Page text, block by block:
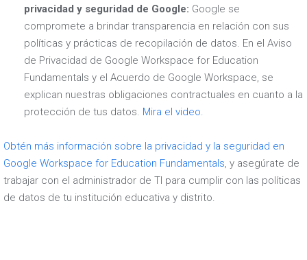
privacidad y seguridad de Google: Google se
compromete a brindar transparencia en relación con sus
políticas y prácticas de recopilación de datos. En el Aviso
de Privacidad de Google Workspace for Education
Fundamentals y el Acuerdo de Google Workspace, se
explican nuestras obligaciones contractuales en cuanto a la
protección de tus datos. Mira el video.
Obtén más información sobre la privacidad y la seguridad en
Google Workspace for Education Fundamentals, y asegúrate de
trabajar con el administrador de TI para cumplir con las políticas
de datos de tu institución educativa y distrito.